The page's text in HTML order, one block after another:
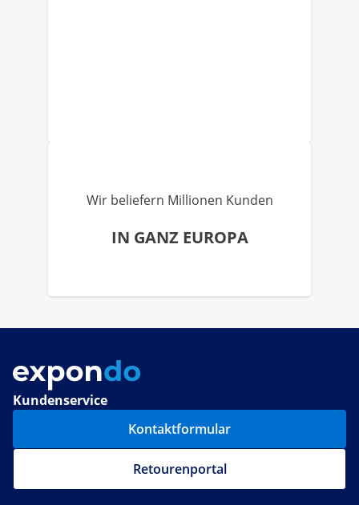
Wir beliefern Millionen Kunden
IN GANZ EUROPA
Kundenservice
Kontaktformular
Retourenportal